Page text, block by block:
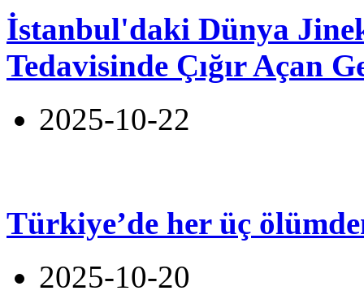
İstanbul'daki Dünya
Tedavisinde Çığır Açan
2025-10-22
Türkiye’de her üç
2025-10-20